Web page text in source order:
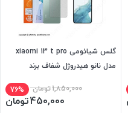
گلس شیائومی xiaomi 13 t pro
مدل نانو هیدروژل شفاف برند
1,850,000تومان 76%
450,000تومان